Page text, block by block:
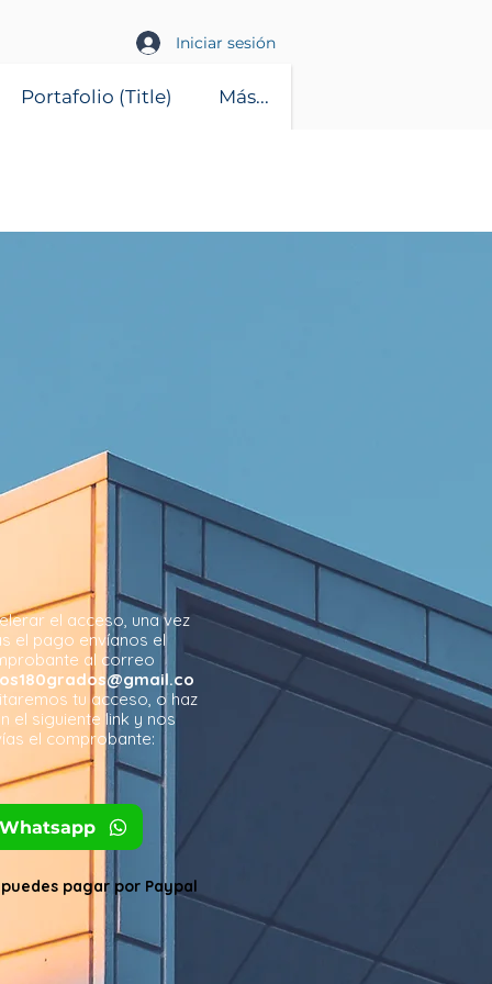
Iniciar sesión
Portafolio (Title) Más...
el acceso, una vez
el pago envíanos el
al correo
tu acceso, o haz
el siguiente link y nos
el comprobante:
Whatsapp
pagar por Paypal